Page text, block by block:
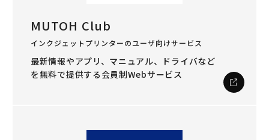
MUTOH Club
インクジェットプリンターのユーザ向けサービス
最新情報やアプリ、マニュアル、ドライバなど
を無料で提供する会員制Webサービス